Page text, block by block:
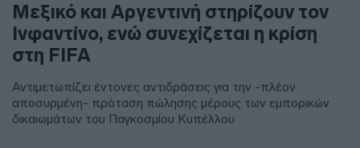
Μεξικό και Αργεντινή στηρίζουν τον
Ινφαντίνο, ενώ συνεχίζεται η κρίση
στη FIFA
Αντιμετωπίζει έντονες αντιδράσεις για την -πλέον
αποσυρμένη- πρόταση πώλησης μέρους των εμπορικών
δικαιωμάτων του Παγκοσμίου Κυπέλλου